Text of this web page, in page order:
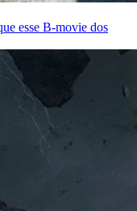
esse B‑movie dos